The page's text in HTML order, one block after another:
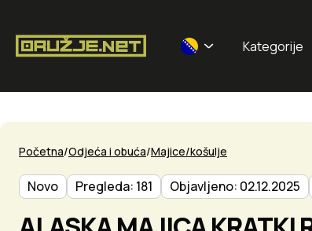
Selected currency:
Kategorije
Početna Odjeća i obuća Majice/košulje
Novo Pregleda: 181 Objavljeno: 02.12.2025